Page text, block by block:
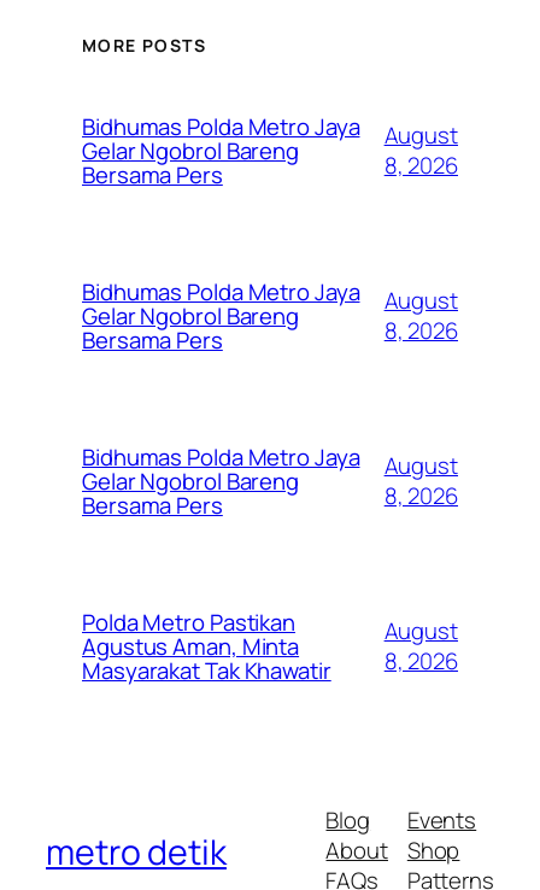
MORE POSTS
Bidhumas Polda Metro Jaya
Gelar Ngobrol Bareng
Bersama Pers
August
8, 2026
Bidhumas Polda Metro Jaya
Gelar Ngobrol Bareng
Bersama Pers
August
8, 2026
Bidhumas Polda Metro Jaya
Gelar Ngobrol Bareng
Bersama Pers
August
8, 2026
Polda Metro Pastikan
Agustus Aman, Minta
Masyarakat Tak Khawatir
August
8, 2026
metro detik
Blog
About
FAQs
Events
Shop
Patterns